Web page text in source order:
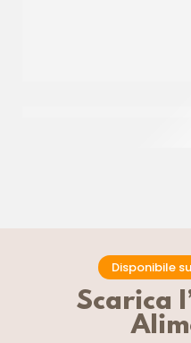
Disponibile
Scarica